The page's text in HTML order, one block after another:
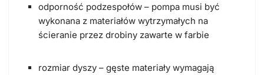
odporność podzespołów – pompa musi być
wykonana z materiałów wytrzymałych na
ścieranie przez drobiny zawarte w farbie
rozmiar dyszy – gęste materiały wymagają